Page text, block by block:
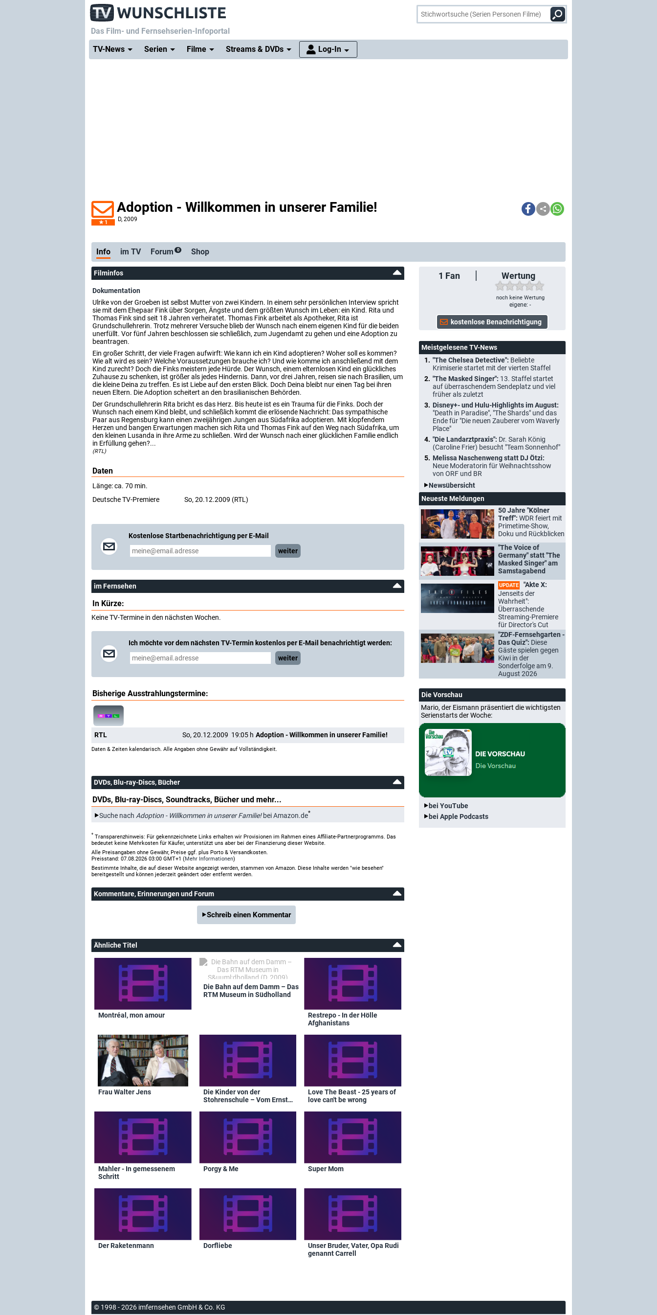
Das Film- und Fernsehserien-Infoportal
TV-News
Serien Filme Streams & DVDs Log-In
1
Adoption - Willkommen in unserer Familie!
D, 2009
Info im TV Forum 0 Shop
1 Fan Wertung
noch keine Wertung
eigene: -
Filminfos
Dokumentation
Ulrike von der Groeben ist selbst Mutter von zwei Kindern. In einem sehr persönlichen Interview spricht
sie mit dem Ehepaar Fink über Sorgen, Ängste und dem größten Wunsch im Leben: ein Kind. Rita und
Thomas Fink sind seit 18 Jahren verheiratet. Thomas Fink arbeitet als Apotheker, Rita ist
Grundschullehrerin. Trotz mehrerer Versuche blieb der Wunsch nach einem eigenen Kind für die beiden
unerfüllt. Vor fünf Jahren beschlossen sie schließlich, zum Jugendamt zu gehen und eine Adoption zu
beantragen.
Ein großer Schritt, der viele Fragen aufwirft: Wie kann ich ein Kind adoptieren? Woher soll es kommen?
Wie alt wird es sein? Welche Voraussetzungen brauche ich? Und wie komme ich anschließend mit dem
Kind zurecht? Doch die Finks meistern jede Hürde. Der Wunsch, einem elternlosen Kind ein glückliches
Zuhause zu schenken, ist größer als jedes Hindernis. Dann, vor drei Jahren, reisen sie nach Brasilien, um
die kleine Deina zu treffen. Es ist Liebe auf den ersten Blick. Doch Deina bleibt nur einen Tag bei ihren
neuen Eltern. Die Adoption scheitert an den brasilianischen Behörden.
Der Grundschullehrerin Rita bricht es das Herz. Bis heute ist es ein Trauma für die Finks. Doch der
Wunsch nach einem Kind bleibt, und schließlich kommt die erlösende Nachricht: Das sympathische
Paar aus Regensburg kann einen zweijährigen Jungen aus Südafrika adoptieren. Mit klopfendem
Herzen und bangen Erwartungen machen sich Rita und Thomas Fink auf den Weg nach Südafrika, um
den kleinen Lusanda in ihre Arme zu schließen. Wird der Wunsch nach einer glücklichen Familie endlich
in Erfüllung gehen?...
(RTL)
Daten
Länge: ca. 70 min.
Deutsche TV-Premiere
So, 20.12.2009 (RTL)
Kostenlose Startbenachrichtigung per E-Mail
weiter
im Fernsehen
In Kürze:
Keine TV-Termine in den nächsten Wochen.
Ich möchte vor dem nächsten TV-Termin kostenlos per E-Mail benachrichtigt werden:
weiter
Bisherige Ausstrahlungstermine:
RTL So, 20.12.2009 19:05 h Adoption - Willkommen in unserer Familie!
Daten & Zeiten kalendarisch. Alle Angaben ohne Gewähr auf Vollständigkeit.
DVDs, Blu-ray-Discs, Bücher
DVDs, Blu-ray-Discs, Soundtracks, Bücher und mehr...
Suche nach Adoption - Willkommen in unserer Familie!bei Amazon.de*
* Transparenzhinweis: Für gekennzeichnete Links erhalten wir Provisionen im Rahmen eines Affiliate-Partnerprogramms. Das
bedeutet keine Mehrkosten für Käufer, unterstützt uns aber bei der Finanzierung dieser Website.
Alle Preisangaben ohne Gewähr, Preise ggf. plus Porto & Versandkosten.
Preisstand: 07.08.2026 03:00 GMT+1 (Mehr Informationen)
Bestimmte Inhalte, die auf dieser Website angezeigt werden, stammen von Amazon. Diese Inhalte werden "wie besehen"
bereitgestellt und können jederzeit geändert oder entfernt werden.
Kommentare, Erinnerungen und Forum
Schreib einen Kommentar
Ähnliche Titel
Montréal, mon amour
Die Bahn auf dem Damm – Das
RTM Museum in Südholland
Restrepo - In der Hölle
Afghanistans
Frau Walter Jens
Die Kinder von der
Stohrenschule – Vom Ernst
Love The Beast - 25 years of
love can't be wrong
Mahler - In gemessenem
Schritt
Porgy & Me Super Mom
Der Raketenmann Dorfliebe
Unser Bruder, Vater, Opa Rudi
genannt Carrell
Meistgelesene TV-News
"The Chelsea Detective": Beliebte
Krimiserie startet mit der vierten Staffel
"The Masked Singer": 13. Staffel startet
auf überraschendem Sendeplatz und viel
früher als zuletzt
Disney+- und Hulu-Highlights im August:
"Death in Paradise", "The Shards" und das
Ende für "Die neuen Zauberer vom Waverly
Place"
"Die Landarztpraxis": Dr. Sarah König
(Caroline Frier) besucht "Team Sonnenhof"
Melissa Naschenweng statt DJ Ötzi:
Neue Moderatorin für Weihnachtsshow
von ORF und BR
Newsübersicht
Neueste Meldungen
50 Jahre "Kölner
Treff": WDR feiert mit
Primetime-Show,
Doku und Rückblicken
"The Voice of
Germany" statt "The
Masked Singer" am
Samstagabend
UPDATE
"Akte X:
Jenseits der
Wahrheit":
Überraschende
Streaming-Premiere
für Director's Cut
"ZDF-Fernsehgarten -
Das Quiz": Diese
Gäste spielen gegen
Kiwi in der
Sonderfolge am 9.
August 2026
Die Vorschau
Mario, der Eismann präsentiert die wichtigsten
Serienstarts der Woche:
bei YouTube
bei Apple Podcasts
© 1998 - 2026 imfernsehen GmbH & Co. KG